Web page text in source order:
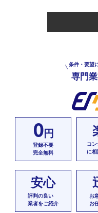
条件・要望
専門
0円
登録不要
完全無料
コン
に
安心
評判の良い
業者をご紹介
お
お